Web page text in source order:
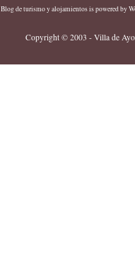
Blog de turismo y alojamientosis powered by
Copyright © 2003 - Villa de